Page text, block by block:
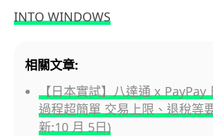
INTO WINDOWS
相關文章:
【日本實試】八達通 x PayPay
過程超簡單 交易上限、退稅等
新:10 月 5日)